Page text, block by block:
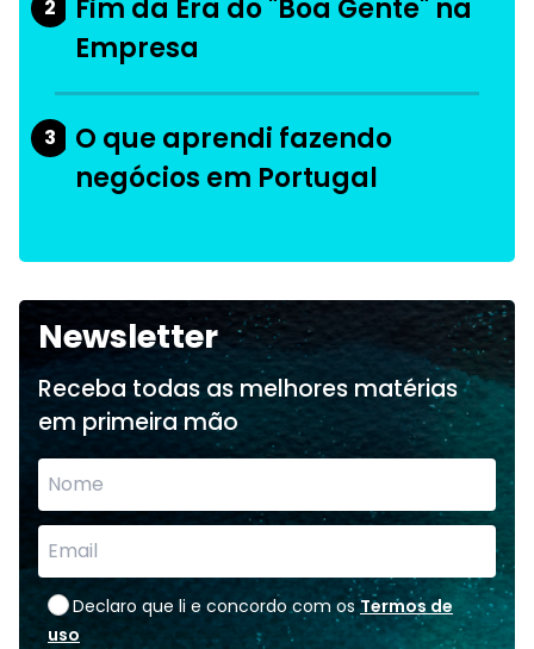
2
Fim da Era do "Boa Gente" na
Empresa
3
O que aprendi fazendo
negócios em Portugal
Newsletter
Receba todas as melhores matérias
em primeira mão
Declaro que li e concordo com os Termos de
uso